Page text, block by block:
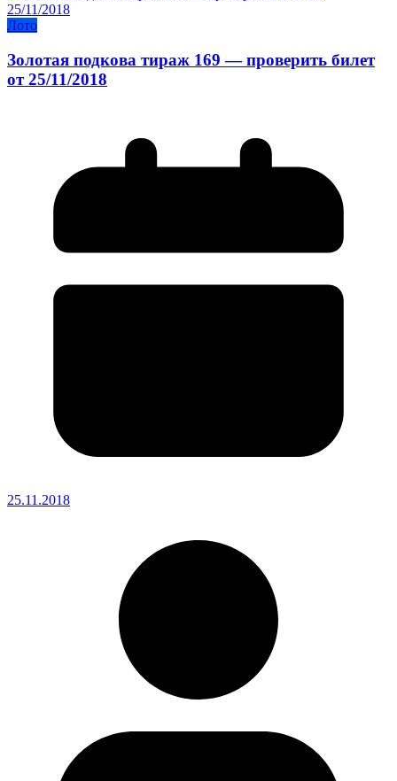
Лото
Золотая подкова тираж 169 — проверить билет
от 25/11/2018
25.11.2018